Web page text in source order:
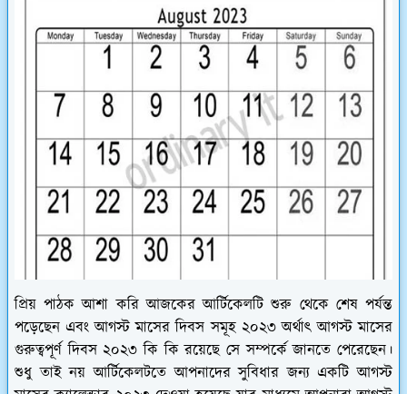
প্রিয় পাঠক আশা করি আজকের আর্টিকেলটি শুরু থেকে শেষ পর্যন্ত
পড়েছেন এবং আগস্ট মাসের দিবস সমূহ ২০২৩ অর্থাৎ আগস্ট মাসের
গুরুত্বপূর্ণ দিবস ২০২৩ কি কি রয়েছে সে সম্পর্কে জানতে পেরেছেন।
শুধু তাই নয় আর্টিকেলটতে আপনাদের সুবিধার জন্য একটি আগস্ট